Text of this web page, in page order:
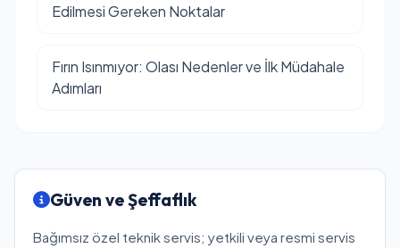
Edilmesi Gereken Noktalar
Fırın Isınmıyor: Olası Nedenler ve İlk Müdahale
Adımları
Güven ve Şeffaflık
Bağımsız özel teknik servis; yetkili veya resmi servis